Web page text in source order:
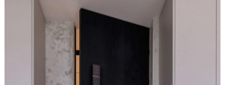
С отделкой из дерева
С декоративными панелями
С зеркалом
Под отделку
Образцы входные